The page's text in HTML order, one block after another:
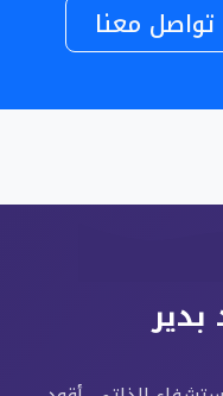
تواصل معنا
بدير